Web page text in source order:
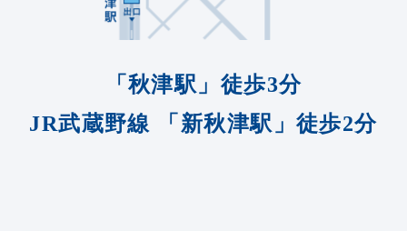
「秋津駅」徒歩3分
JR武蔵野線
「新秋津駅」徒歩2分